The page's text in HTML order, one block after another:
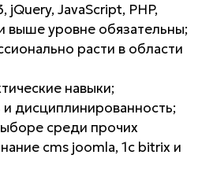
jQuery, JavaScript, PHP,
выше уровне обязательны;
расти в области
навыки;
дисциплинированность;
среди прочих
cms joomla, 1c bitrix и